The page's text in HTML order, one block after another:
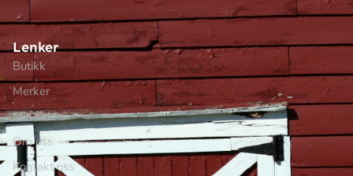
Lenker
Butikk
Merker
Min side
Om oss
Kontakt oss